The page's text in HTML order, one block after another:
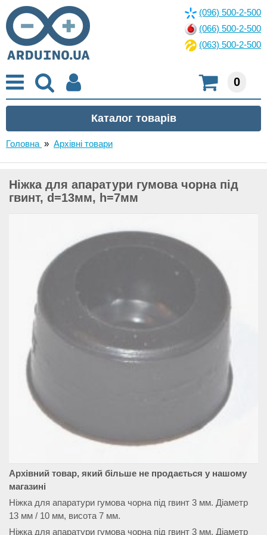
(096) 500-2-500
(066) 500-2-500
(063) 500-2-500
0
Головна » Архівні товари
Ніжка для апаратури гумова чорна під
гвинт, d=13мм, h=7мм
Архівний товар, який більше не продається у нашому
магазині
Ніжка для апаратури гумова чорна під гвинт 3 мм. Діаметр
13 мм / 10 мм, висота 7 мм.
Ніжка для апаратури гумова чорна під гвинт 3 мм. Діаметр